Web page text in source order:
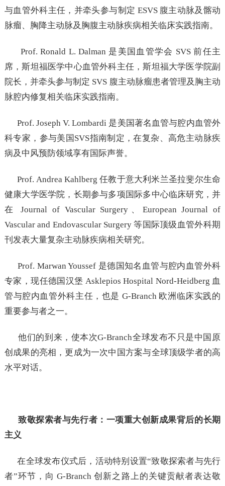
与血管外科主任，并牵头参与制定 ESVS 腹主动脉及髂动
脉瘤、胸降主动脉及胸腹主动脉疾病相关临床实践指南。
Prof. Ronald L. Dalman 是美国血管学会 SVS 前任主
席，斯坦福医学中心血管外科主任，斯坦福大学医学院副
院长，并牵头参与制定 SVS 腹主动脉瘤患者管理及胸主动
脉腔内修复相关临床实践指南。
Prof. Joseph V. Lombardi 是美国著名血管与腔内血管外
科专家，参与美国SVS指南制定，在复杂、高危主动脉疾
病及中风预防领域享有国际声誉。
Prof. Andrea Kahlberg 任教于意大利米兰圣拉斐尔生命
健康大学医学院，长期参与多项国际多中心临床研究，并
在 Journal of Vascular Surgery、European Journal of
Vascular and Endovascular Surgery 等国际顶级血管外科期
刊发表大量复杂主动脉疾病相关研究。
Prof. Marwan Youssef 是德国知名血管与腔内血管外科
专家，现任德国汉堡 Asklepios Hospital Nord-Heidberg 血
管与腔内血管外科主任，也是 G-Branch 欧洲临床实践的
重要参与者之一。
他们的到来，使本次G-Branch全球发布不只是中国原
创成果的亮相，更成为一次中国方案与全球顶级学者的高
水平对话。
致敬探索者与先行者：一项重大创新成果背后的长期
主义
在全球发布仪式后，活动特别设置“致敬探索者与先行
者”环节，向 G-Branch 创新之路上的关键贡献者表达敬